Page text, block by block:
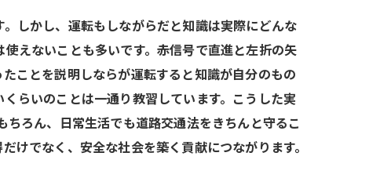
しかし、運転もしながらだと知識は実際にどんな
えないことも多いです。赤信号で直進と左折の矢
ことを説明しならが運転すると知識が自分のもの
らいのことは一通り教習しています。こうした実
ろん、日常生活でも道路交通法をきちんと守るこ
けでなく、安全な社会を築く貢献につながります。